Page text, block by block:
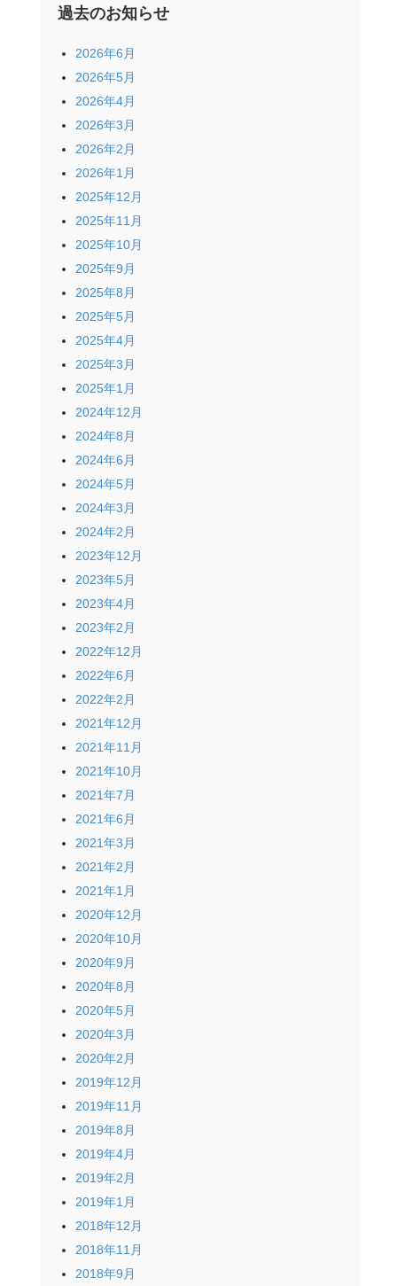
過去のお知らせ
2026年6月
2026年5月
2026年4月
2026年3月
2026年2月
2026年1月
2025年12月
2025年11月
2025年10月
2025年9月
2025年8月
2025年5月
2025年4月
2025年3月
2025年1月
2024年12月
2024年8月
2024年6月
2024年5月
2024年3月
2024年2月
2023年12月
2023年5月
2023年4月
2023年2月
2022年12月
2022年6月
2022年2月
2021年12月
2021年11月
2021年10月
2021年7月
2021年6月
2021年3月
2021年2月
2021年1月
2020年12月
2020年10月
2020年9月
2020年8月
2020年5月
2020年3月
2020年2月
2019年12月
2019年11月
2019年8月
2019年4月
2019年2月
2019年1月
2018年12月
2018年11月
2018年9月